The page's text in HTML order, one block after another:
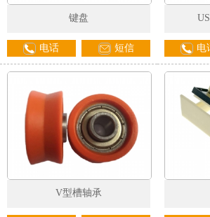
键盘
电话 短信 电
V型槽轴承